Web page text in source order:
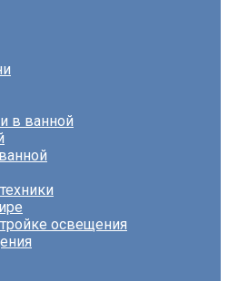
в ванной
освещения